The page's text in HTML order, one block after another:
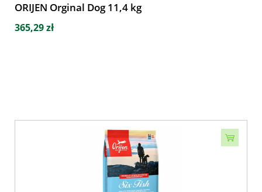
ORIJEN Orginal Dog 11,4 kg
365,29 zł